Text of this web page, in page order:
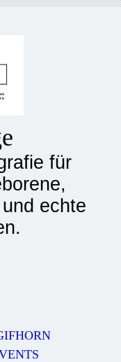
für
echte